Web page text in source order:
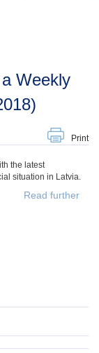
Print
the latest
situation in Latvia.
Read further